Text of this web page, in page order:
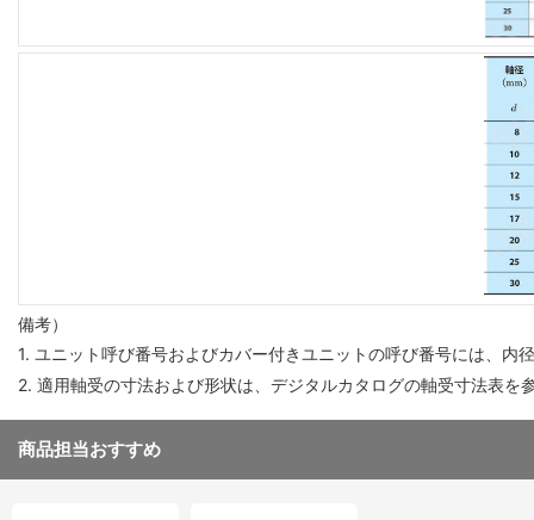
備考）
1. ユニット呼び番号およびカバー付きユニットの呼び番号には、内
2. 適用軸受の寸法および形状は、デジタルカタログの軸受寸法表を
商品担当おすすめ